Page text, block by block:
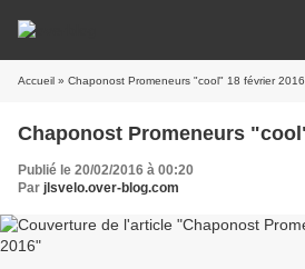
Accueil » Chaponost Promeneurs "cool" 18 février 2016
Publié le 20/02/2016 à 00:20
Par jlsvelo.over-blog.com